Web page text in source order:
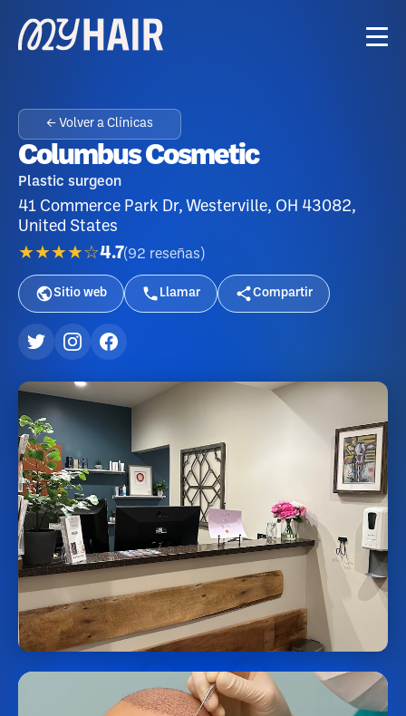
← Volver a Clínicas
Columbus Cosmetic
Plastic surgeon
41 Commerce Park Dr, Westerville, OH 43082,
United States
★★★★☆4.7(92 reseñas )
Sitio web Llamar Compartir